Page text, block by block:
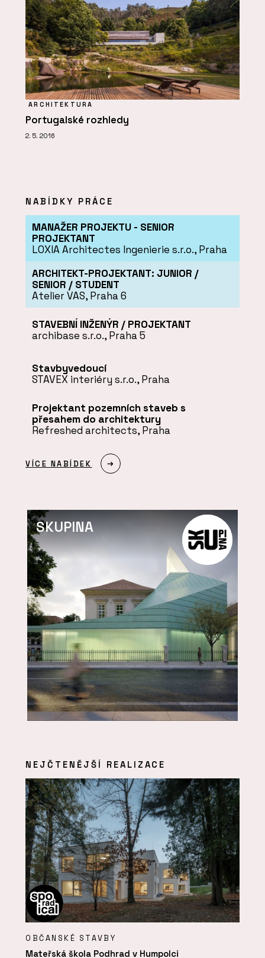
ARCHITEKTURA
Portugalské rozhledy
2. 5. 2016
NABÍDKY PRÁCE
MANAŽER PROJEKTU - SENIOR
PROJEKTANT
LOXIA Architectes Ingenierie s.r.o., Praha
ARCHITEKT-PROJEKTANT: JUNIOR /
SENIOR / STUDENT
Atelier VAS, Praha 6
STAVEBNÍ INŽENÝR / PROJEKTANT
archibase s.r.o., Praha 5
Stavbyvedoucí
STAVEX interiéry s.r.o., Praha
Projektant pozemních staveb s
přesahem do architektury
Refreshed architects, Praha
VÍCE NABÍDEK
SKUPINA
NEJČTENĚJŠÍ REALIZACE
OBČANSKÉ STAVBY
Mateřská škola Podhrad v Humpolci